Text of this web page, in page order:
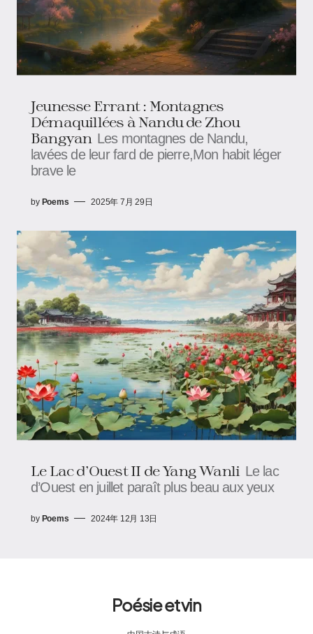
Jeunesse Errant : Montagnes
Démaquillées à Nandu​​ de Zhou
Bangyan Les montagnes de Nandu,
lavées de leur fard de pierre,Mon habit léger
brave le
by Poems 2025年 7月 29日
Le Lac d'Ouest II de Yang Wanli Le lac
d’Ouest en juillet paraît plus beau aux yeux
by Poems 2024年 12月 13日
Poésie et vin